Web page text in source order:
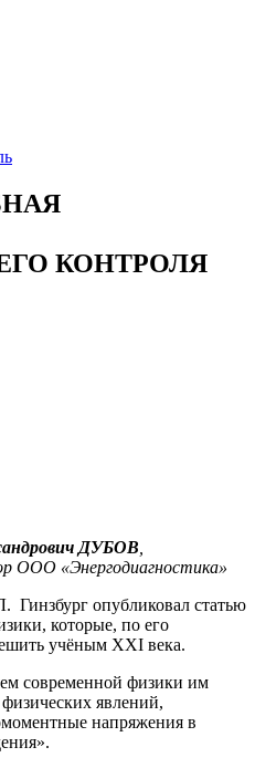
КОНТРОЛЯ
ДУБОВ
ООО «Энергодиагностика»
Гинзбург опубликовал статью
которые, по его
учёным XXI века.
современной физики им
физических явлений,
напряжения в